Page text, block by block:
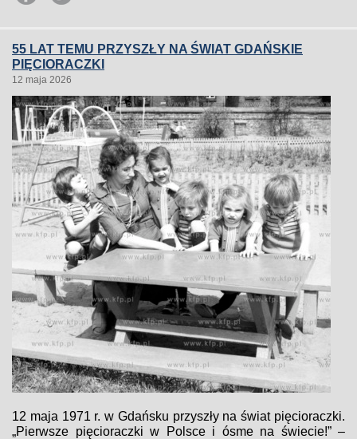
55 LAT TEMU PRZYSZŁY NA ŚWIAT GDAŃSKIE
PIĘCIORACZKI
12 maja 2026
12 maja 1971 r. w Gdańsku przyszły na świat pięcioraczki.
„Pierwsze pięcioraczki w Polsce i ósme na świecie!” –